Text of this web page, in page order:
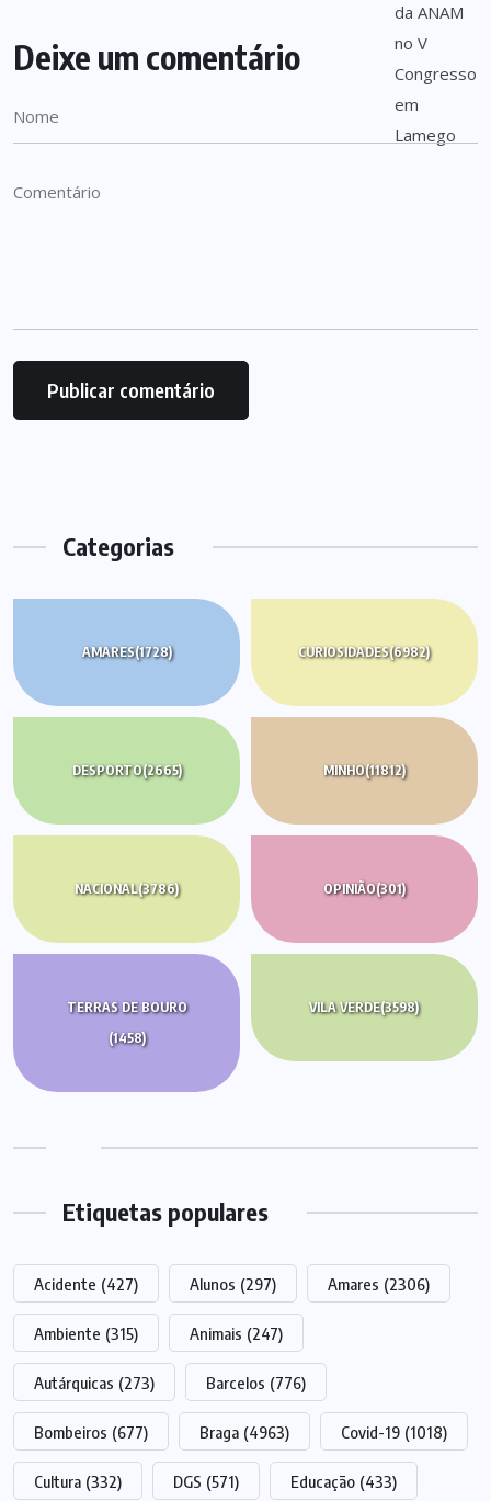
Deixe um comentário
Categorias
AMARES(1728) CURIOSIDADES(6982)
DESPORTO(2665) MINHO(11812)
NACIONAL(3786) OPINIÃO(301)
TERRAS DE BOURO
(1458)
VILA VERDE(3598)
Etiquetas populares
Acidente (427) Alunos (297) Amares (2306)
Ambiente (315) Animais (247)
Autárquicas (273) Barcelos (776)
Bombeiros (677) Braga (4963) Covid-19 (1018)
Cultura (332) DGS (571) Educação (433)